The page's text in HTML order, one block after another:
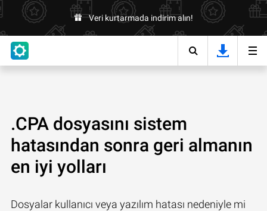
Veri kurtarmada indirim alın!
.CPA dosyasını sistem
hatasından sonra geri almanın
en iyi yolları
Dosyalar kullanıcı veya yazılım hatası nedeniyle mi